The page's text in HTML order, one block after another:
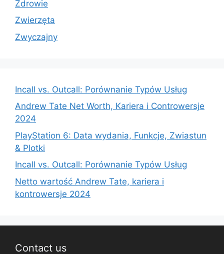
Zdrowie
Zwierzęta
Zwyczajny
Incall vs. Outcall: Porównanie Typów Usług
Andrew Tate Net Worth, Kariera i Controwersje
2024
PlayStation 6: Data wydania, Funkcje, Zwiastun
& Plotki
Incall vs. Outcall: Porównanie Typów Usług
Netto wartość Andrew Tate, kariera i
kontrowersje 2024
Contact us